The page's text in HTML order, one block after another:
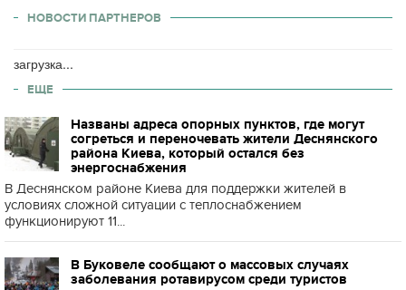
НОВОСТИ ПАРТНЕРОВ
загрузка...
ЕЩЕ
Названы адреса опорных пунктов, где могут
согреться и переночевать жители Деснянского
района Киева, который остался без
энергоснабжения
В Деснянском районе Киева для поддержки жителей в
условиях сложной ситуации с теплоснабжением
функционируют 11...
В Буковеле сообщают о массовых случаях
заболевания ротавирусом среди туристов